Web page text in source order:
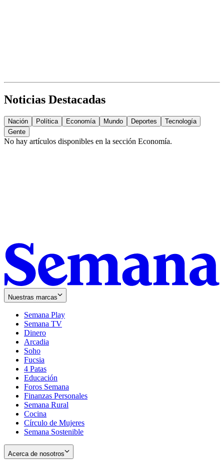
Noticias Destacadas
Nación Política Economía Mundo Deportes
Tecnología
Gente
No hay artículos disponibles en la sección Economía.
Nuestras marcas
Semana Play
Semana TV
Dinero
Arcadia
Soho
in
new
window
Fucsia
in
new
window
4 Patas
Educación
Foros Semana
Finanzas Personales
Semana Rural
Cocina
Círculo de Mujeres
Semana Sostenible
Acerca de nosotros